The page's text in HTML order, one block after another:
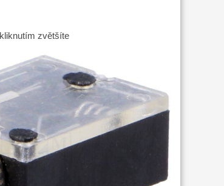
kliknutím zvětšíte